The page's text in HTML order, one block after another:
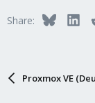
Share: Bluesky
Proxmox VE